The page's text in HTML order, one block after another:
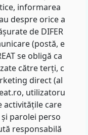
informarea
despre orice a
de DIFER
(postă, e
se obligă ca
către terți, c
direct (al
utilizatoru
activitățile care
parolei perso
responsabilă